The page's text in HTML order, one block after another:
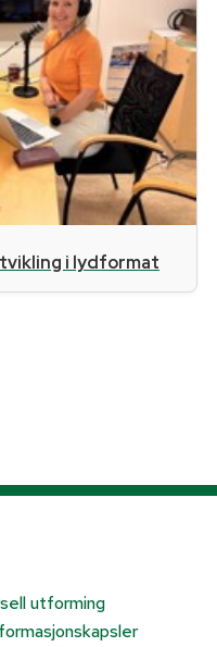
i lydformat
utforming